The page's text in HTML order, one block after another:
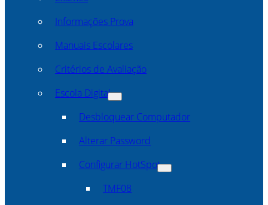
Informações Prova
Manuais Escolares
Critérios de Avaliação
Escola Digital
Desbloquear Computador
Alterar Password
Configurar HotSpot
TMF08